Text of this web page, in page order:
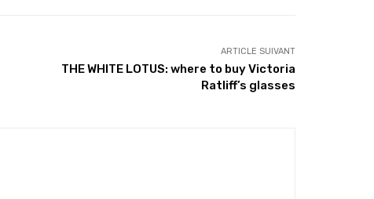
ARTICLE SUIVANT
THE WHITE LOTUS: where to buy Victoria
Ratliff’s glasses